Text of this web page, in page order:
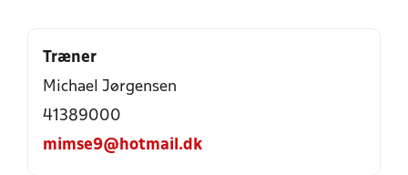
Træner
Michael Jørgensen
41389000
mimse9@hotmail.dk